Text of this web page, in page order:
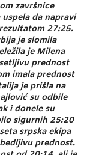
završnice
da napravi
27:25.
je slomila
je Milena
prednost
imala prednost
je prišla na
su odbile
i donele su
sigurnih 25:20
srpska ekipa
prednost.